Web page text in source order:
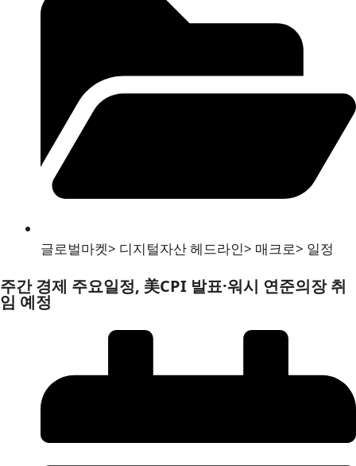
글로벌마켓> 디지털자산 헤드라인> 매크로> 일정
주간 경제 주요일정, 美CPI 발표·워시 연준의장 취
임 예정